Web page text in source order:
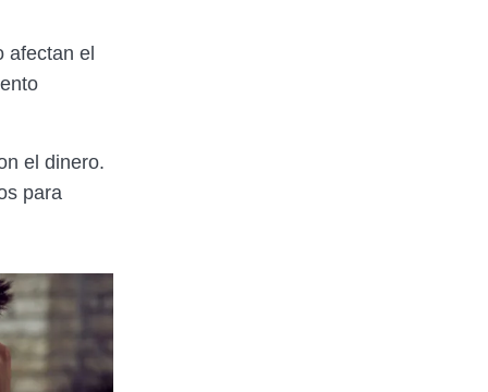
afectan el
el dinero.
para